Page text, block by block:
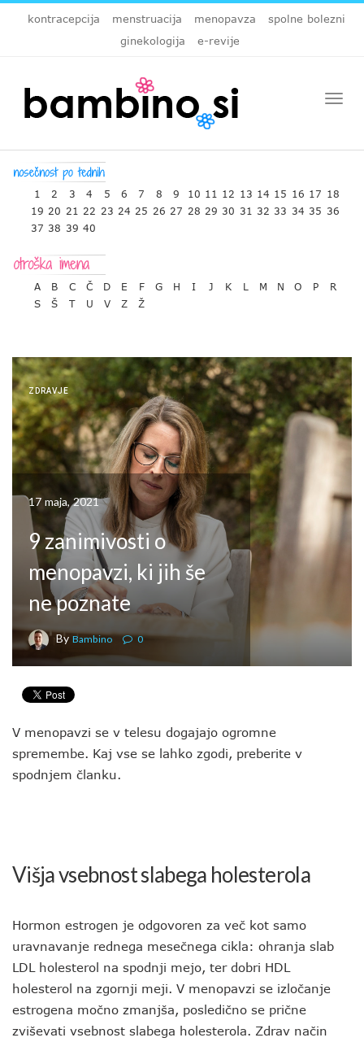
kontracepcija menstruacija menopavza
spolne bolezni
ginekologija
e-revije
1 2 3 4 5 6 7 8 9 10 11 12 13 14 15 16 17 18
19 20 21 22 23 24 25 26 27 28 29 30 31 32 33 34 35 36
37 38 39 40
A B C Č D E F G H I J K L M N O P
R
S
Š T U V Z Ž
ZDRAVJE
17 maja, 2021
9 zanimivosti o
menopavzi, ki jih še
ne poznate
By Bambino 0
V menopavzi se v telesu dogajajo ogromne
spremembe. Kaj vse se lahko zgodi, preberite v
spodnjem članku.
Višja vsebnost slabega holesterola
Hormon estrogen je odgovoren za več kot samo
uravnavanje rednega mesečnega cikla: ohranja slab
LDL holesterol na spodnji mejo, ter dobri HDL
holesterol na zgornji meji. V menopavzi se izločanje
estrogena močno zmanjša, posledično se prične
zviševati vsebnost slabega holesterola. Zdrav način